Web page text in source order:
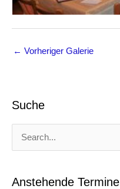
← Vorheriger Galerie
Suche
c
e
Anstehende Termine